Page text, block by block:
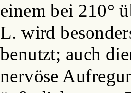
einem bei 210°
L. wird
benutzt; auch
nervöse